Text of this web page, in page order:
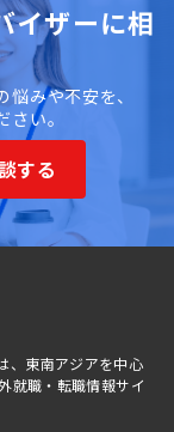
イザーに相
みや不安を、
い。
する
、東南アジアを中心
就職・転職情報サイ